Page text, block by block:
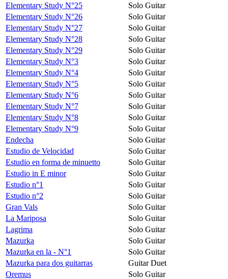
Elementary Study N°25
Solo Guitar
Elementary Study N°26
Solo Guitar
Elementary Study N°27
Solo Guitar
Elementary Study N°28
Solo Guitar
Elementary Study N°29
Solo Guitar
Elementary Study N°3
Solo Guitar
Elementary Study N°4
Solo Guitar
Elementary Study N°5
Solo Guitar
Elementary Study N°6
Solo Guitar
Elementary Study N°7
Solo Guitar
Elementary Study N°8
Solo Guitar
Elementary Study N°9
Solo Guitar
Endecha
Solo Guitar
Estudio de Velocidad
Solo Guitar
Estudio en forma de minuetto
Solo Guitar
Estudio in E minor
Solo Guitar
Estudio n°1
Solo Guitar
Estudio n°2
Solo Guitar
Gran Vals
Solo Guitar
La Mariposa
Solo Guitar
Lagrima
Solo Guitar
Mazurka
Solo Guitar
Mazurka en la - N°1
Solo Guitar
Mazurka para dos guitarras
Guitar Duet
Oremus
Solo Guitar